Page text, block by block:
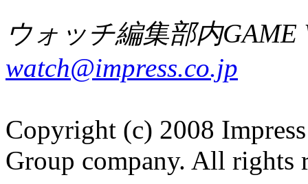
ウォッチ編集部内GAME
watch@impress.co.jp
Copyright (c) 2008
Group company. All rights